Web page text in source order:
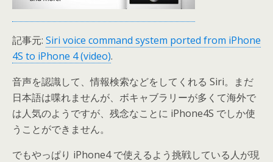
記事元: Siri voice command system ported from iPhone
4S to iPhone 4 (video).
音声を認識して、情報検索などをしてくれる Siri。まだ
日本語は喋れませんが、ボキャブラリーが多くて海外で
は人気のようですが、残念なことに iPhone4S でしか使
うことができません。
でもやっぱり iPhone4 で使えるよう挑戦している人が現